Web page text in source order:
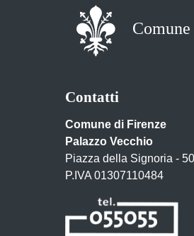
Contatti
Comune di Firenze
Palazzo Vecchio
Piazza della Signoria -
P.IVA 01307110484